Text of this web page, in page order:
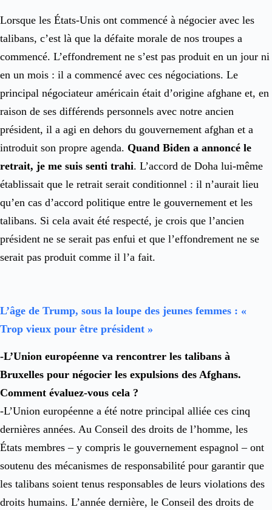
Lorsque les États-Unis ont commencé à négocier avec les
talibans, c’est là que la défaite morale de nos troupes a
commencé. L’effondrement ne s’est pas produit en un jour ni
en un mois : il a commencé avec ces négociations. Le
principal négociateur américain était d’origine afghane et, en
raison de ses différends personnels avec notre ancien
président, il a agi en dehors du gouvernement afghan et a
introduit son propre agenda. Quand Biden a annoncé le
retrait, je me suis senti trahi. L’accord de Doha lui-même
établissait que le retrait serait conditionnel : il n’aurait lieu
qu’en cas d’accord politique entre le gouvernement et les
talibans. Si cela avait été respecté, je crois que l’ancien
président ne se serait pas enfui et que l’effondrement ne se
serait pas produit comme il l’a fait.
L’âge de Trump, sous la loupe des jeunes femmes : «
Trop vieux pour être président »
-L’Union européenne va rencontrer les talibans à
Bruxelles pour négocier les expulsions des Afghans.
Comment évaluez-vous cela ?
-L’Union européenne a été notre principal alliée ces cinq
dernières années. Au Conseil des droits de l’homme, les
États membres – y compris le gouvernement espagnol – ont
soutenu des mécanismes de responsabilité pour garantir que
les talibans soient tenus responsables de leurs violations des
droits humains. L’année dernière, le Conseil des droits de